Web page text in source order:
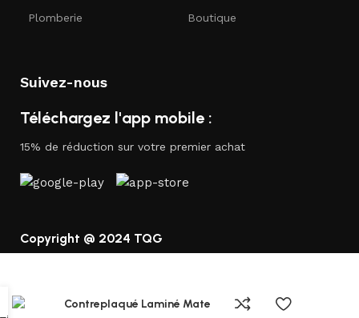
Plomberie Boutique
Suivez-nous
Téléchargez l'app mobile :
15% de réduction sur votre premier achat
Copyright @ 2024 TQG
Contreplaqué Laminé Mate